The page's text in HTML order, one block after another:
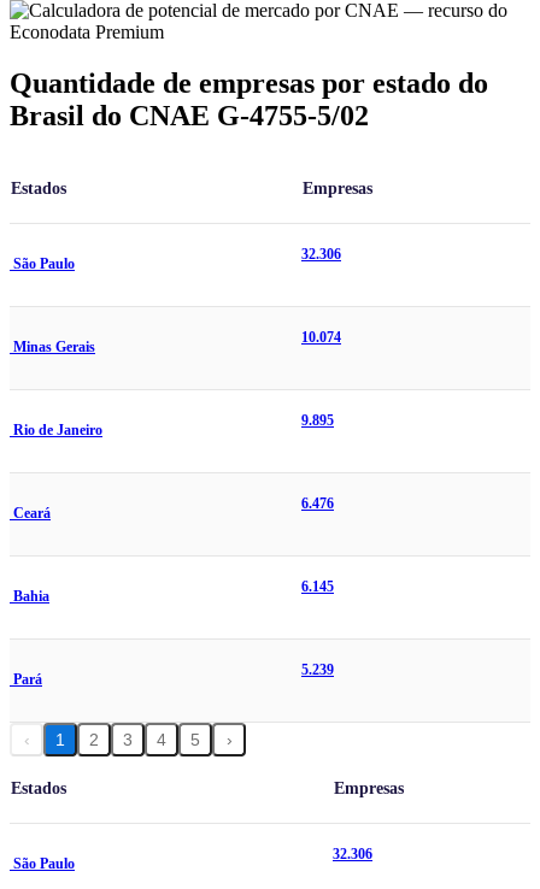
Quantidade de empresas por estado do
Brasil do CNAE G-4755-5/02
Estados Empresas
São Paulo
32.306
Minas Gerais
10.074
Rio de Janeiro
9.895
Ceará
6.476
Bahia
6.145
Pará
5.239
‹ 1 2 3 4 5 ›
Estados Empresas
São Paulo
32.306